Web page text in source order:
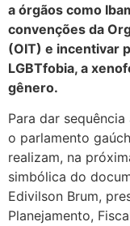
a órgãos como
convenções da
(OIT) e incentivar
LGBTfobia, a
gênero.
Para dar
o parlamento
realizam, na
simbólica do
Edivilson Brum,
Planejamento,